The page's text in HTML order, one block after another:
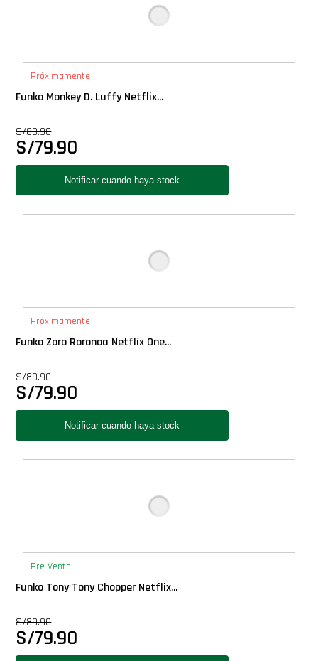
Próximamente
Funko Monkey D. Luffy Netflix...
S/89.90
S/79.90
Próximamente
Funko Zoro Roronoa Netflix One...
S/89.90
S/79.90
Pre-Venta
Funko Tony Tony Chopper Netflix...
S/89.90
S/79.90